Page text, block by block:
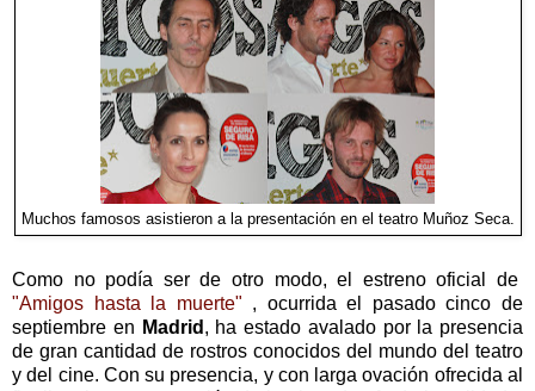
Muchos famosos asistieron a la presentación en el teatro Muñoz Seca.
Como no podía ser de otro modo, el estreno oficial de
"Amigos hasta la muerte" , ocurrida el pasado cinco de
septiembre en Madrid , ha estado avalado por la presencia
de gran cantidad de rostros conocidos del mundo del teatro
y del cine. Con su presencia, y con larga ovación ofrecida al